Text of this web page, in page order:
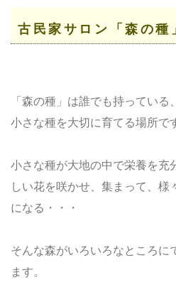
古民家サロン「森の種
「森の種」は誰でも持っている、
小さな種を大切に育てる場所で
小さな種が大地の中で栄養を充
しい花を咲かせ、集まって、
になる・・・
そんな森がいろいろなところに
ます。